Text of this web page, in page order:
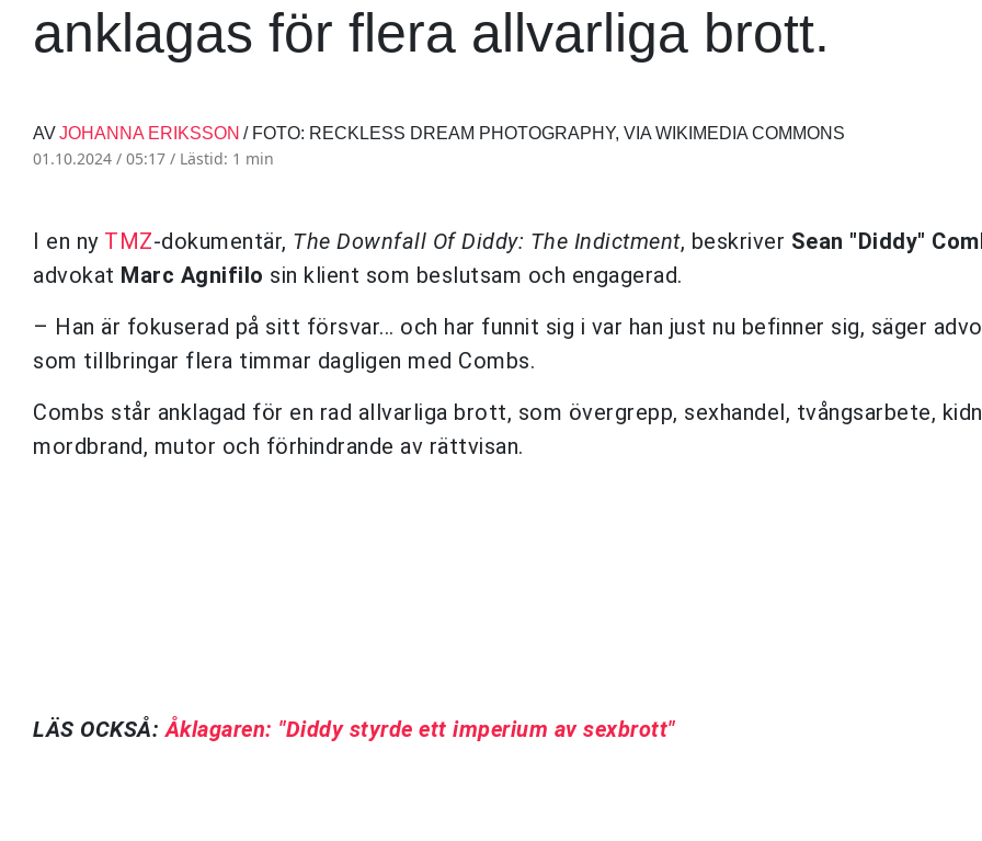
anklagas för flera allvarliga brott.
AVJOHANNA ERIKSSON / FOTO: RECKLESS DREAM PHOTOGRAPHY, VIA WIKIMEDIA COMMONS
01.10.2024 / 05:17 / Lästid: 1 min
I en ny TMZ-dokumentär, The Downfall Of Diddy: The Indictment, beskriver Sean "Diddy"
advokat Marc Agnifilo sin klient som beslutsam och engagerad.
– Han är fokuserad på sitt försvar... och har funnit sig i var han just nu befinner sig, säger
som tillbringar flera timmar dagligen med Combs.
Combs står anklagad för en rad allvarliga brott, som övergrepp, sexhandel, tvångsarbete,
mordbrand, mutor och förhindrande av rättvisan.
LÄS OCKSÅ:Åklagaren: "Diddy styrde ett imperium av sexbrott"